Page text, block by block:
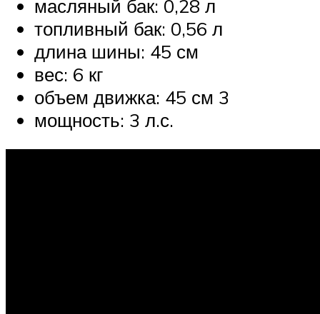
масляный бак: 0,28 л
топливный бак: 0,56 л
длина шины: 45 см
вес: 6 кг
объем движка: 45 см 3
мощность: 3 л.с.